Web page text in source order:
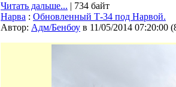
Читать дальше... | 734 байт
Нарва : Обновленный Т-34 под Нарвой.
Автор: Адм/Бенбоу в 11/05/2014 07:20:00 (